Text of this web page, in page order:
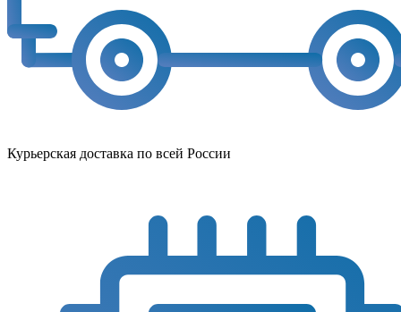
Курьерская доставка по всей России